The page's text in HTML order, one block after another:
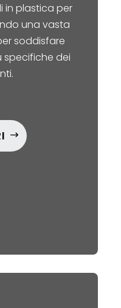
in plastica per
una vasta
soddisfare
specifiche dei